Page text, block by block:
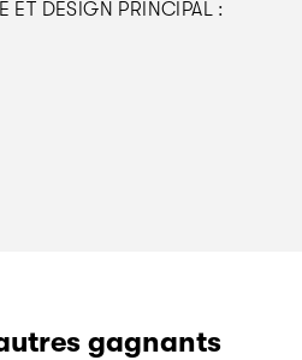
ET DESIGN PRINCIPAL :
gagnants